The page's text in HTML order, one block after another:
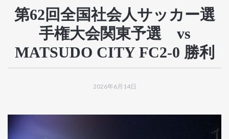
第62回全国社会人サッカー選
手権大会関東予選 vs
MATSUDO CITY FC2-0 勝利
2026年6月14日